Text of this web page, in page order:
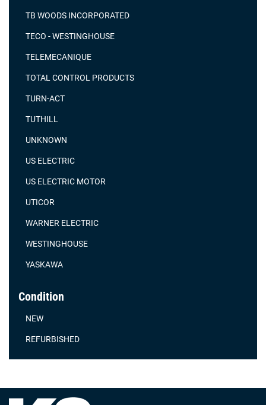
TB WOODS INCORPORATED
TECO - WESTINGHOUSE
TELEMECANIQUE
TOTAL CONTROL PRODUCTS
TURN-ACT
TUTHILL
UNKNOWN
US ELECTRIC
US ELECTRIC MOTOR
UTICOR
WARNER ELECTRIC
WESTINGHOUSE
YASKAWA
Condition
NEW
REFURBISHED